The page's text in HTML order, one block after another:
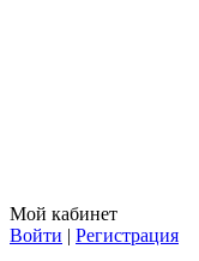
Мой кабинет
Войти | Регистрация